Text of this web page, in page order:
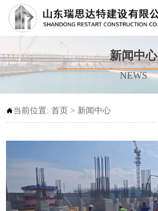
新闻中心
NEWS
当前位置: 首页 > 新闻中心